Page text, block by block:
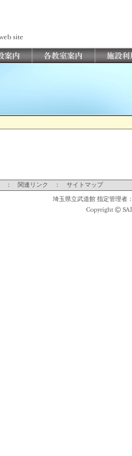
： 関連リンク ： サイトマップ
埼玉県立武道館 指定管理者：